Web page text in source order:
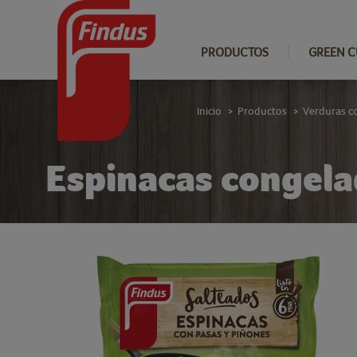
PRODUCTOS GREEN
Espinacas
Inicio > Productos > Verduras